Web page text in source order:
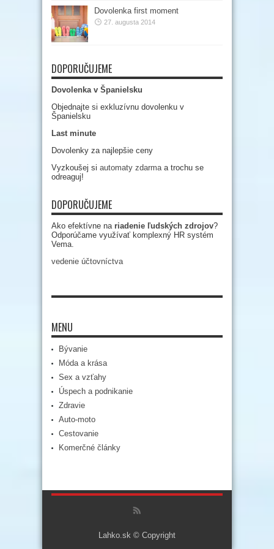
Dovolenka first moment
27. augusta 2014
DOPORUČUJEME
Dovolenka v Španielsku
Objednajte si exkluzívnu dovolenku v
Španielsku
Last minute
Dovolenky za najlepšie ceny
Vyzkoušej si automaty zdarma a trochu se
odreaguj!
DOPORUČUJEME
Ako efektívne na riadenie ľudských zdrojov?
Odporúčame využívať komplexný HR systém
Vema.
vedenie účtovníctva
MENU
Bývanie
Móda a krása
Sex a vzťahy
Úspech a podnikanie
Zdravie
Auto-moto
Cestovanie
Komerčné články
Lahko.sk © Copyright